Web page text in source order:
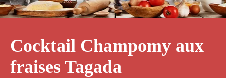
Cocktail Champomy aux
fraises Tagada